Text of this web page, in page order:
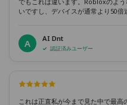
でもこれは違います。Robloxのよ
いですし、デバイスが通常より50倍
A AI Dnt
認証済みユーザー
これは正直私が今まで見た中で最